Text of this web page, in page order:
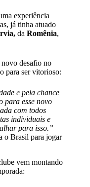
experiência
já tinha atuado
da Romênia,
desafio no
para ser vitorioso:
e pela chance
para esse novo
com todos
individuais e
para isso.”
o Brasil para jogar
vem montando